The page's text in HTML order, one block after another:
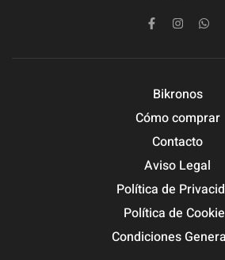
Bikronos
Cómo comprar
Contacto
Aviso Legal
Política de
Política de
Condiciones